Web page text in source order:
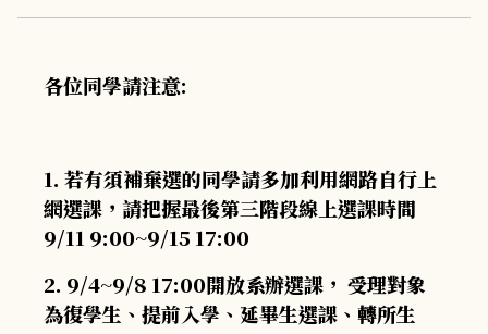
各位同學請注意:
1. 若有須補棄選的同學請多加利用網路自行上
網選課，請把握最後第三階段線上選課時間
9/11 9:00~9/15 17:00
2. 9/4~9/8 17:00開放系辦選課， 受理對象
為復學生、提前入學、延畢生選課、轉所生